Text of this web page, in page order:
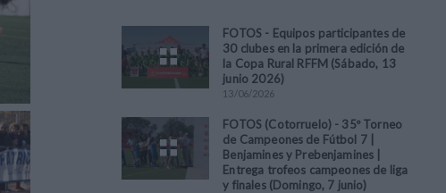
FOTOS - Equipos participantes de
30 clubes en la primera edición de
la Copa Rural RFFM (Sábado, 13
junio 2026)
13/06/2026
FOTOS (Cotorruelo) - 35º Torneo
de Campeones de Fútbol 7 |
Benjamines y Prebenjamines |
Entrega trofeos campeones de liga
y finales (Domingo, 7 junio)